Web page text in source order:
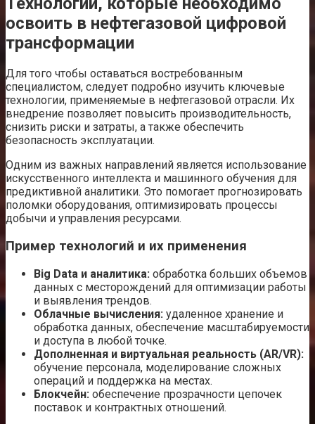
освоить в нефтегазовой цифровой
трансформации
Для того чтобы оставаться востребованным
специалистом, следует подробно изучить ключевые
технологии, применяемые в нефтегазовой отрасли. Их
внедрение позволяет повысить производительность,
снизить риски и затраты, а также обеспечить
безопасность эксплуатации.
Одним из важных направлений является использование
искусственного интеллекта и машинного обучения для
предиктивной аналитики. Это помогает прогнозировать
поломки оборудования, оптимизировать процессы
добычи и управления ресурсами.
Пример технологий и их применения
Big Data и аналитика: обработка больших объемов
данных с месторождений для оптимизации работы
и выявления трендов.
Облачные вычисления: удаленное хранение и
обработка данных, обеспечение масштабируемости
и доступа в любой точке.
Дополненная и виртуальная реальность (AR/VR):
обучение персонала, моделирование сложных
операций и поддержка на местах.
Блокчейн: обеспечение прозрачности цепочек
поставок и контрактных отношений.